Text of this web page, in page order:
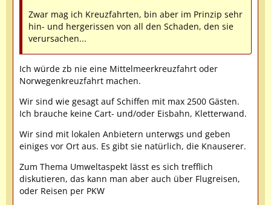
Zwar mag ich Kreuzfahrten, bin aber im Prinzip sehr
hin- und hergerissen von all den Schaden, den sie
verursachen...
Ich würde zb nie eine Mittelmeerkreuzfahrt oder
Norwegenkreuzfahrt machen.
Wir sind wie gesagt auf Schiffen mit max 2500 Gästen.
Ich brauche keine Cart- und/oder Eisbahn, Kletterwand.
Wir sind mit lokalen Anbietern unterwgs und geben
einiges vor Ort aus. Es gibt sie natürlich, die Knauserer.
Zum Thema Umweltaspekt lässt es sich trefflich
diskutieren, das kann man aber auch über Flugreisen,
oder Reisen per PKW